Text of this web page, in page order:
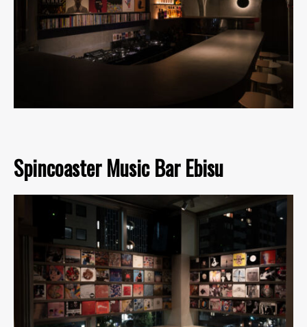
Spincoaster Music Bar Ebisu